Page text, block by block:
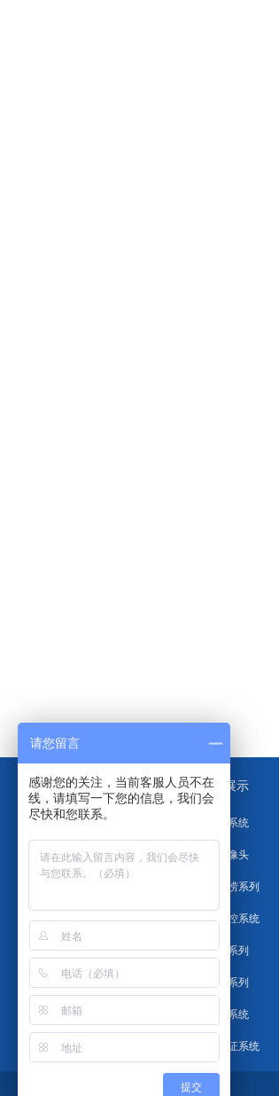
关于恒威
公司简介
企业文化
组织架构
荣誉资质
客户名录
其它产品展示
船舶防碰撞系统
激光夜视摄像头
水域搜救打捞系列
海域远程监控系统
透雾摄像机系列
红外热像仪系列
船用夜视仪系统
船用光电取证系统
请您留言
感谢您的关注，当前客服人员不在
线，请填写一下您的信息，我们会
尽快和您联系。
提交